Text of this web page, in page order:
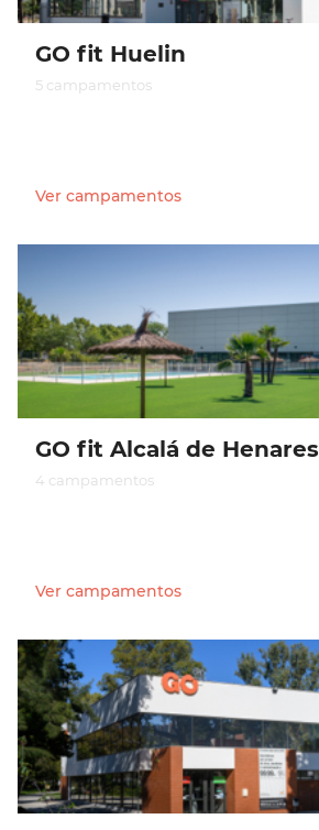
GO fit Huelin
5 campamentos
Ver campamentos
GO fit Alcalá de Henares
4 campamentos
Ver campamentos